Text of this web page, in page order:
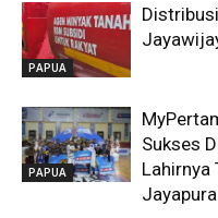
PAPUA
PAPUA
Sukses
Lahirnya
Jayapura